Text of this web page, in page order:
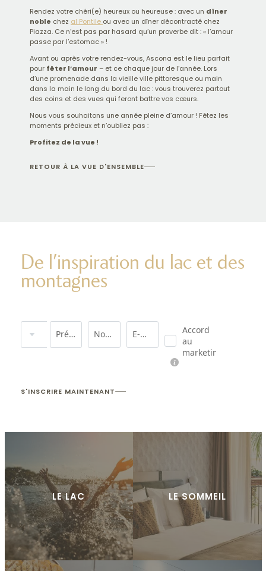
Rendez votre chéri(e) heureux ou heureuse : avec un dîner
noble chez al Pontile ou avec un dîner décontracté chez
Piazza. Ce n’est pas par hasard qu’un proverbe dit : « l’amour
passe par l’estomac » !
Avant ou après votre rendez-vous, Ascona est le lieu parfait
pour fêter l’amour – et ce chaque jour de l’année. Lors
d’une promenade dans la vieille ville pittoresque ou main
dans la main le long du bord du lac : vous trouverez partout
des coins et des vues qui feront battre vos cœurs.
Nous vous souhaitons une année pleine d’amour ! Fêtez les
moments précieux et n’oubliez pas :
Profitez de la vue !
RETOUR À LA VUE D'ENSEMBLE
De l’inspiration du lac et des
montagnes
Prénom Nom de famille* E-mail*
Accord
au
marketing*
S'INSCRIRE MAINTENANT
LE LAC LE SOMMEIL